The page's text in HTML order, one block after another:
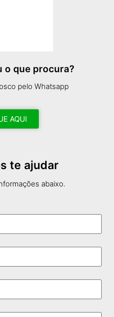
o que procura?
pelo Whatsapp
AQUI
te ajudar
abaixo.